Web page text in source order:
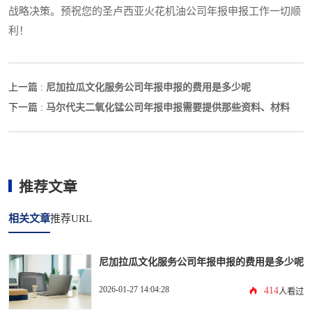
战略决策。预祝您的圣卢西亚火花机油公司年报申报工作一切顺
利！
上一篇 : 尼加拉瓜文化服务公司年报申报的费用是多少呢
下一篇 : 马尔代夫二氧化锰公司年报申报需要提供那些资料、材料
推荐文章
相关文章推荐URL
尼加拉瓜文化服务公司年报申报的费用是多少呢
2026-01-27 14:04:28 414人看过